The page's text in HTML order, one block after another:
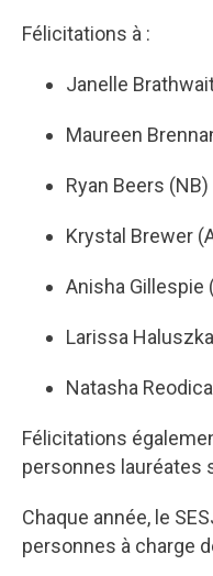
Félicitations à :
Janelle
Maureen
Ryan Beers
Krystal Brewer
Anisha Gillespie
Larissa
Natasha
Félicitations
personnes lauréates
Chaque année, le
personnes à charge